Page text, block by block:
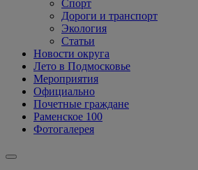
Спорт
Дороги и транспорт
Экология
Статьи
Новости округа
Лето в Подмосковье
Мероприятия
Официально
Почетные граждане
Раменское 100
Фотогалерея